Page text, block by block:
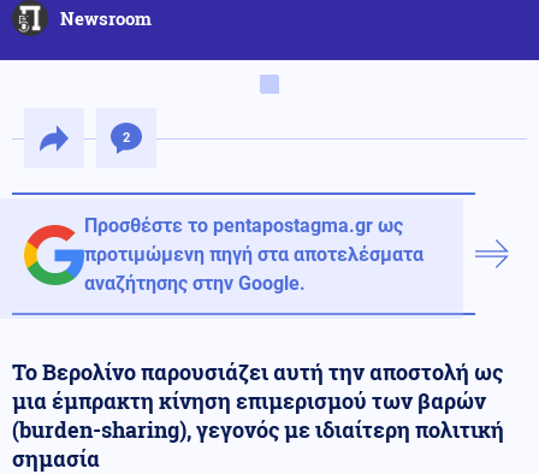
Newsroom
2
Προσθέστε το pentapostagma.gr ως
προτιμώμενη πηγή στα αποτελέσματα
αναζήτησης στην Google.
Το Βερολίνο παρουσιάζει αυτή την αποστολή ως
μια έμπρακτη κίνηση επιμερισμού των βαρών
(burden-sharing), γεγονός με ιδιαίτερη πολιτική
σημασία